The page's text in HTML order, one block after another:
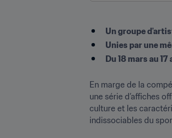
Un groupe
Unies par une
Du 18 mars au
En marge de la
une série d’affiches
culture et les
indissociables du